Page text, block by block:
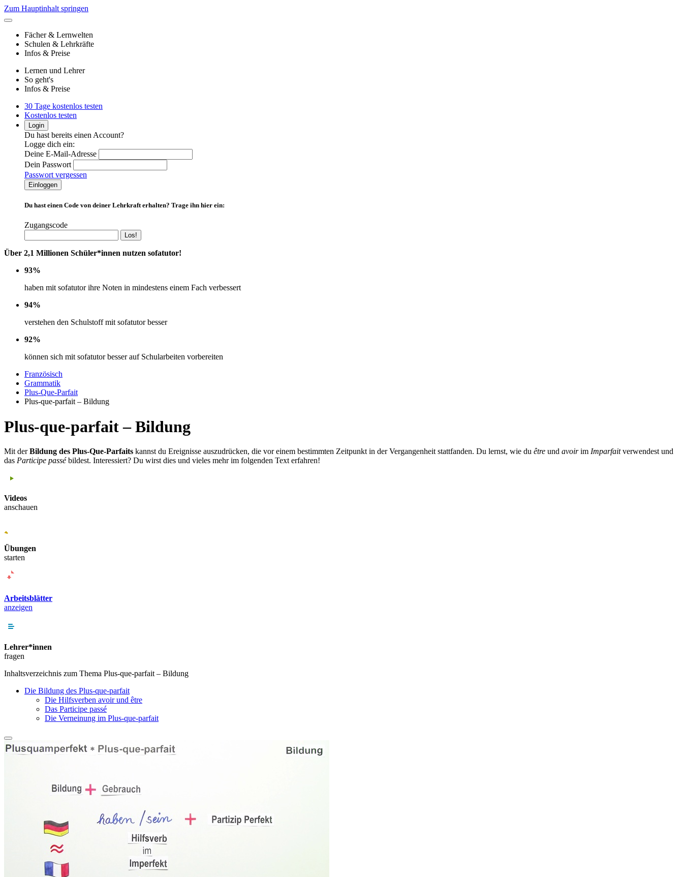
Zum Hauptinhalt springen
Fächer & Lernwelten
Schulen & Lehrkräfte
Infos & Preise
Lernen und Lehrer
So geht's
Infos & Preise
30 Tage kostenlos testen
Kostenlos testen
Login
Du hast bereits einen Account?
Logge dich ein:
Deine E-Mail-Adresse
Dein Passwort
Passwort vergessen
Du hast einen Code von deiner Lehrkrafterhalten? Trage ihn hier ein:
Zugangscode
Über 2,1 Millionen Schüler*innen nutzen sofatutor!
93%
haben mit sofatutor ihre Noten in mindestens einem Fach verbessert
94%
verstehen den Schulstoff mit sofatutor besser
92%
können sich mit sofatutor besser auf Schularbeiten vorbereiten
Französisch
Grammatik
Plus-Que-Parfait
Plus-que-parfait – Bildung
Plus-que-parfait – Bildung
Mit derBildung des Plus-Que-Parfaits kannst du Ereignisse auszudrücken, die vor einem bestimmten Zeitpunkt in der Vergangenheit stattfanden. Du lernst, wie du être und avoirim Imparfaitverwendest und
das Participe passébildest. Interessiert? Du wirst dies und vieles mehr im folgenden Text erfahren!
Videos
anschauen
Übungen
starten
Arbeits­blätter
anzeigen
Lehrer*​innen
fragen
Inhaltsverzeichnis zum Thema Plus-que-parfait – Bildung
Die Bildung des Plus-que-parfait
Die Hilfsverben avoir und être
Das Participe passé
Die Verneinung im Plus-que-parfait